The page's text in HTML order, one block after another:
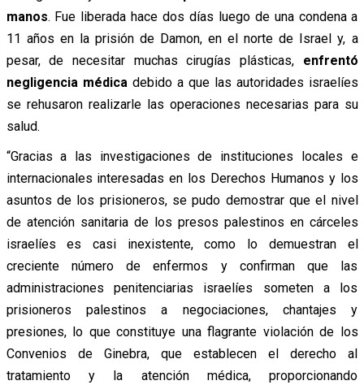
manos. Fue liberada hace dos días luego de una condena a
11 años en la prisión de Damon, en el norte de Israel y, a
pesar, de necesitar muchas cirugías plásticas, enfrentó
negligencia médica debido a que las autoridades israelíes
se rehusaron realizarle las operaciones necesarias para su
salud.
“Gracias a las investigaciones de instituciones locales e
internacionales interesadas en los Derechos Humanos y los
asuntos de los prisioneros, se pudo demostrar que el nivel
de atención sanitaria de los presos palestinos en cárceles
israelíes es casi inexistente, como lo demuestran el
creciente número de enfermos y confirman que las
administraciones penitenciarias israelíes someten a los
prisioneros palestinos a negociaciones, chantajes y
presiones, lo que constituye una flagrante violación de los
Convenios de Ginebra, que establecen el derecho al
tratamiento y la atención médica, proporcionando